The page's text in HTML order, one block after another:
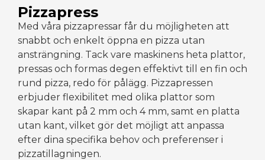
Pizzapress
Med våra pizzapressar får du möjligheten att
snabbt och enkelt öppna en pizza utan
ansträngning. Tack vare maskinens heta plattor,
pressas och formas degen effektivt till en fin och
rund pizza, redo för pålägg. Pizzapressen
erbjuder flexibilitet med olika plattor som
skapar kant på 2 mm och 4 mm, samt en platta
utan kant, vilket gör det möjligt att anpassa
efter dina specifika behov och preferenser i
pizzatillagningen.